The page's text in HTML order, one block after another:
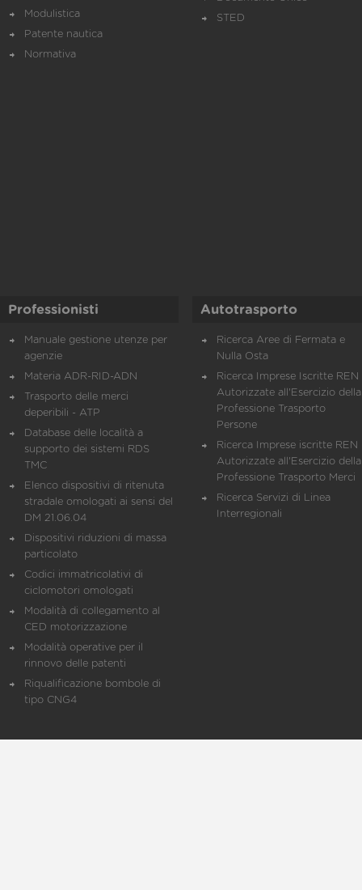
Modulistica
Patente nautica
Normativa
STED
Professionisti
Manuale gestione utenze per
agenzie
Materia ADR-RID-ADN
Trasporto delle merci
deperibili - ATP
Database delle località a
supporto dei sistemi RDS
TMC
Elenco dispositivi di ritenuta
stradale omologati ai sensi del
DM 21.06.04
Dispositivi riduzioni di massa
particolato
Codici immatricolativi di
ciclomotori omologati
Modalità di collegamento al
CED motorizzazione
Modalità operative per il
rinnovo delle patenti
Riqualificazione bombole di
tipo CNG4
Autotrasporto
Ricerca Aree di Fermata e
Nulla Osta
Ricerca Imprese Iscritte REN
Autorizzate all'Esercizio della
Professione Trasporto
Persone
Ricerca Imprese iscritte REN
Autorizzate all'Esercizio della
Professione Trasporto Merci
Ricerca Servizi di Linea
Interregionali